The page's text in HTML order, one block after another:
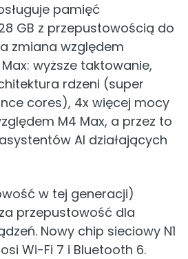
pamięć
GB z przepustowością do
zmiana względem
wyższe taktowanie,
rdzeni (super
cores), 4x więcej mocy
M4 Max, a przez to
AI działających
w tej generacji)
przepustowość dla
Nowy chip sieciowy N1
Wi-Fi 7 i Bluetooth 6.